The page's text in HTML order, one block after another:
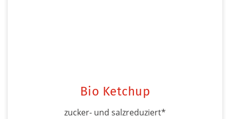
Bio Ketchup
zucker- und salzreduziert*